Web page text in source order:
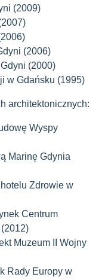
(2009)
(2006)
(2000)
w Gdańsku (1995)
architektonicznych:
Wyspy
Marinę Gdynia
Zdrowie w
Centrum
Muzeum II Wojny
Rady Europy w